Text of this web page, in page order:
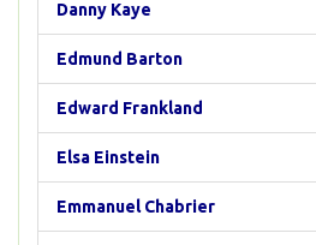
Danny Kaye
Edmund Barton
Edward Frankland
Elsa Einstein
Emmanuel Chabrier